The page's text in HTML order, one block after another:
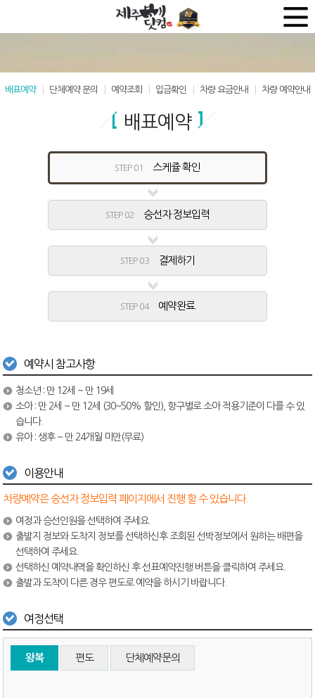
배표예약 단체예약 문의 예약조회 입금확인 차량 요금안내 차량 예약안내
배표예약
STEP 01 스케쥴 확인
STEP 02 승선자 정보입력
STEP 03 결제하기
STEP 04 예약완료
예약시 참고사항
청소년 : 만 12세 ~ 만 19세
소아 : 만 2세 ~ 만 12세 (30~50% 할인), 항구별로 소아 적용기준이 다를 수 있
습니다.
유아 : 생후 ~ 만 24개월 미만(무료)
이용안내
차량예약은 승선자 정보입력 페이지에서 진행 할 수 있습니다.
여정과 승선인원을 선택하여 주세요.
출발지 정보와 도착지 정보를 선택하신후 조회된 선박정보에서 원하는 배편을
선택하여 주세요.
선택하신 예약내역을 확인하신 후 선표예약진행 버튼을 클릭하여 주세요.
출발과 도착이 다른 경우 편도로 예약을 하시기 바랍니다.
여정선택
왕복 편도 단체예약문의